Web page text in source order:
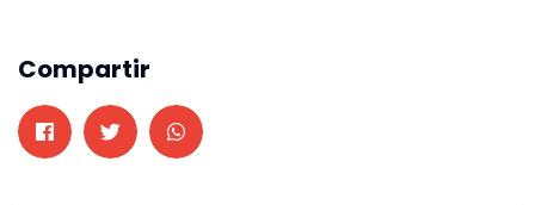
Compartir